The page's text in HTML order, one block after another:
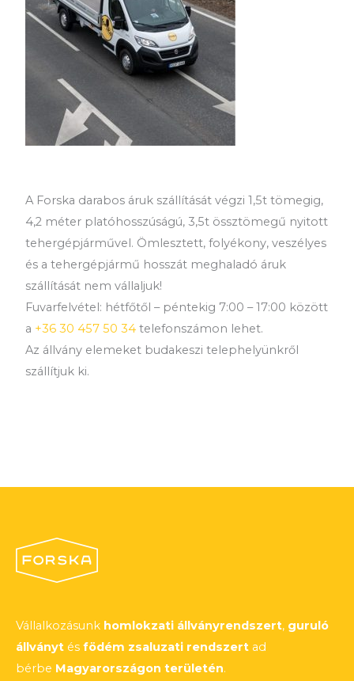
A Forska darabos áruk szállítását végzi 1,5t tömegig,
4,2 méter platóhosszúságú, 3,5t össztömegű nyitott
tehergépjárművel. Ömlesztett, folyékony, veszélyes
és a tehergépjármű hosszát meghaladó áruk
szállítását nem vállaljuk!
Fuvarfelvétel: hétfőtől – péntekig 7:00 – 17:00 között
a +36 30 457 50 34 telefonszámon lehet.
Az állvány elemeket budakeszi telephelyünkről
szállítjuk ki.
Vállalkozásunk homlokzati állványrendszert, guruló
állványt és födém zsaluzati rendszert ad
bérbe Magyarországon területén.